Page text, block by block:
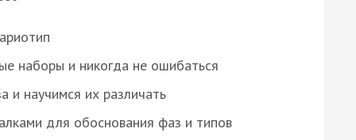
наборы и никогда не ошибаться
и научимся их различать
для обоснования фаз и типов